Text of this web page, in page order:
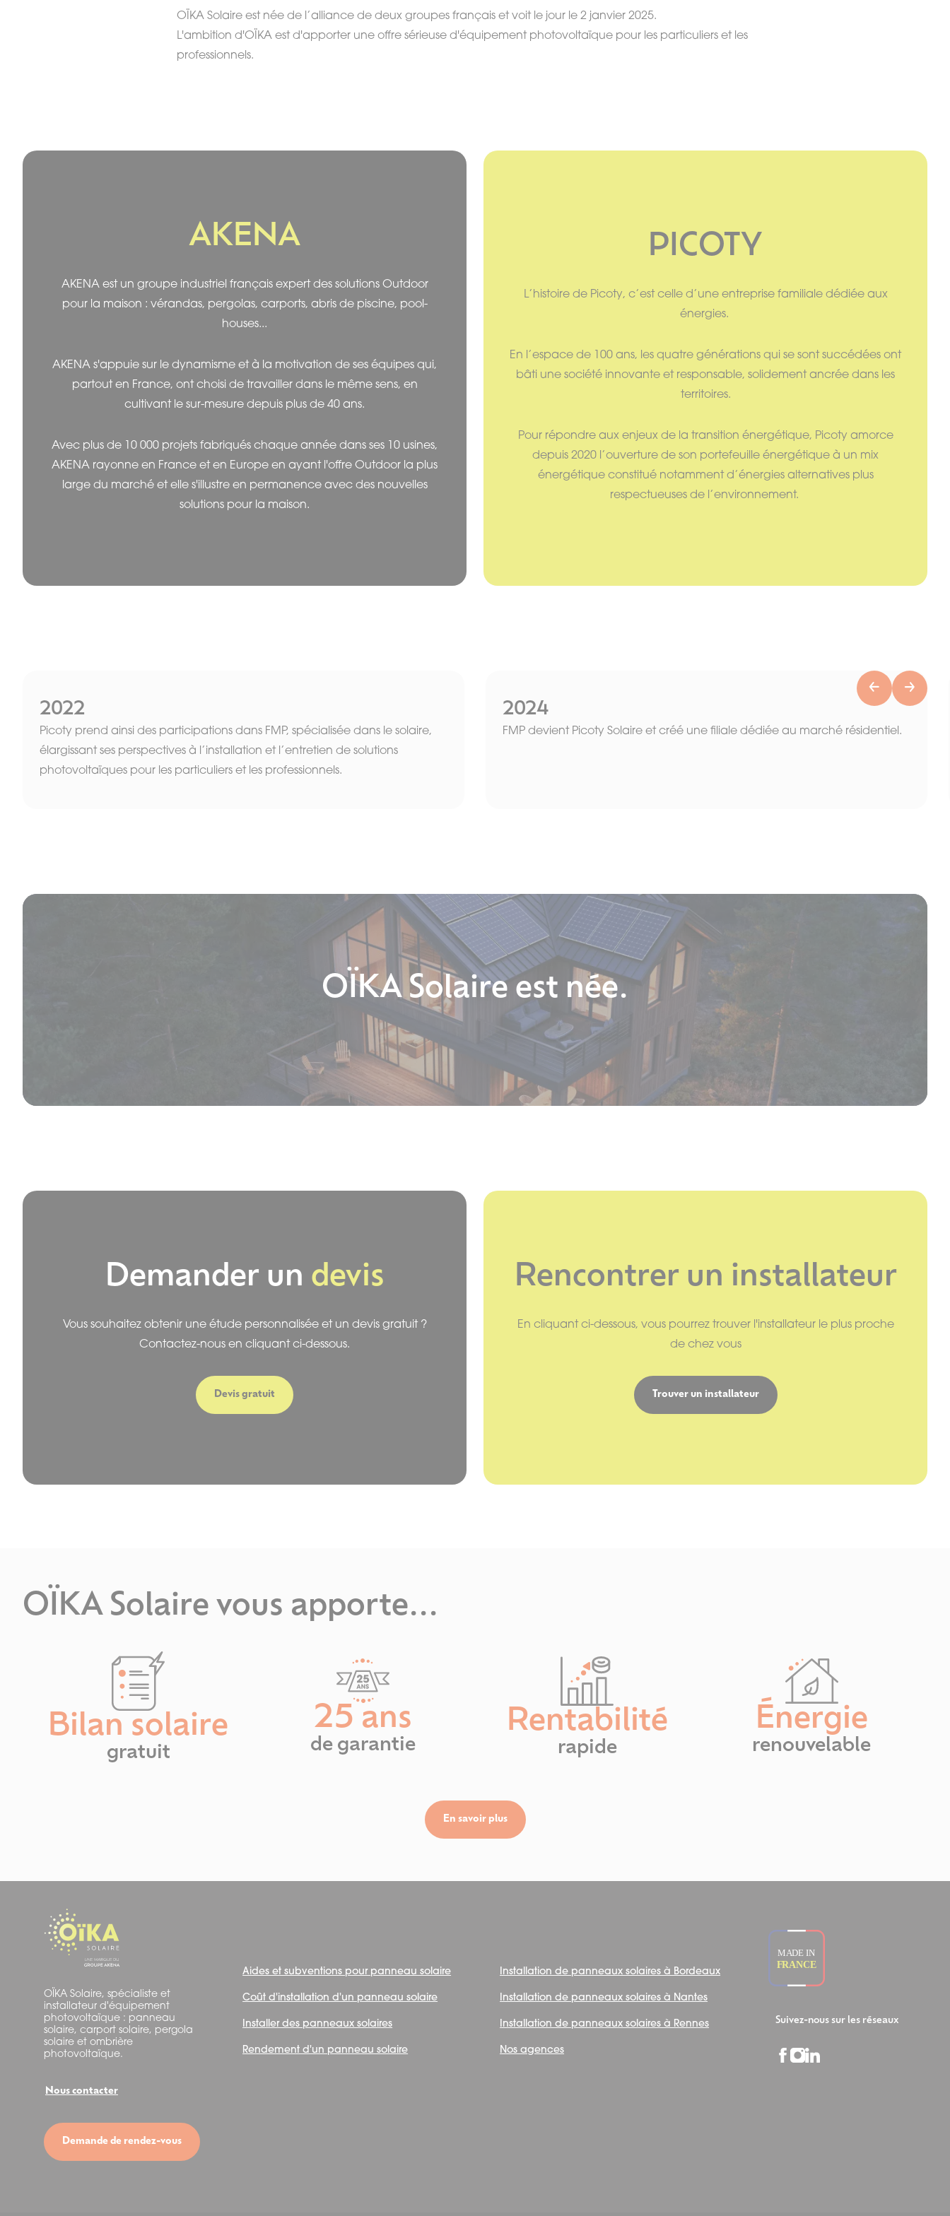
OÏKA Solaire est née de l’alliance de deux groupes français et voit le jour le 2 janvier 2025.
L'ambition d'OÏKA est d'apporter une offre sérieuse d'équipement photovoltaïque pour les particuliers et les
professionnels.
AKENA
AKENA est un groupe industriel français expert des solutions Outdoor
pour la maison : vérandas, pergolas, carports, abris de piscine, pool-
houses...
AKENA s'appuie sur le dynamisme et à la motivation de ses équipes qui,
partout en France, ont choisi de travailler dans le même sens, en
cultivant le sur-mesure depuis plus de 40 ans.
Avec plus de 10 000 projets fabriqués chaque année dans ses 10 usines,
AKENA rayonne en France et en Europe en ayant l'offre Outdoor la plus
large du marché et elle s'illustre en permanence avec des nouvelles
solutions pour la maison.
PICOTY
L’histoire de Picoty, c’est celle d’une entreprise familiale dédiée aux
énergies.
En l’espace de 100 ans, les quatre générations qui se sont succédées ont
bâti une société innovante et responsable, solidement ancrée dans les
territoires.
Pour répondre aux enjeux de la transition énergétique, Picoty amorce
depuis 2020 l’ouverture de son portefeuille énergétique à un mix
énergétique constitué notamment d’énergies alternatives plus
respectueuses de l’environnement.
PreviousNext
2022
Picoty prend ainsi des participations dans FMP, spécialisée dans le solaire,
élargissant ses perspectives à l’installation et l’entretien de solutions
photovoltaïques pour les particuliers et les professionnels.
2024
FMP devient Picoty Solaire et créé une filiale dédiée au marché résidentiel.
OÏKA Solaire est née.
Demander un devis
Vous souhaitez obtenir une étude personnalisée et un devis gratuit ?
Contactez-nous en cliquant ci-dessous.
Devis gratuit
Rencontrer un installateur
En cliquant ci-dessous, vous pourrez trouver l'installateur le plus proche
de chez vous
Trouver un installateur
OÏKA Solaire vous apporte...
Bilan solaire
gratuit
25 ans
de garantie
Rentabilité
rapide
Énergie
renouvelable
En savoir plus
OÏKA Solaire, spécialiste et
installateur d'équipement
photovoltaïque : panneau
solaire, carport solaire, pergola
solaire et ombrière
photovoltaïque.
Nous contacter
Demande de rendez-vous
Aides et subventions pour panneau solaire
Coût d'installation d'un panneau solaire
Installer des panneaux solaires
Rendement d'un panneau solaire
Installation de panneaux solaires à Bordeaux
Installation de panneaux solaires à Nantes
Installation de panneaux solaires à Rennes
Nos agences
Suivez-nous sur les réseaux
Facebook
Instagram
LinkedIn